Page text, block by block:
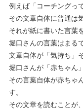
例えば「コーチングっ
その文章自体に普通は
それが紙に書いた言葉
堀口さんの言葉はまる
文章自体が「気持ち」
堀口さんが「赤ちゃん
その言葉自体が赤ちゃ
す。
その文章を読むことが